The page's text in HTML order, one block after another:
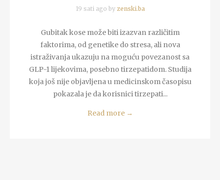
19 sati ago by zenski.ba
Gubitak kose može biti izazvan različitim
faktorima, od genetike do stresa, ali nova
istraživanja ukazuju na moguću povezanost sa
GLP-1 lijekovima, posebno tirzepatidom. Studija
koja još nije objavljena u medicinskom časopisu
pokazala je da korisnici tirzepati...
Read more →